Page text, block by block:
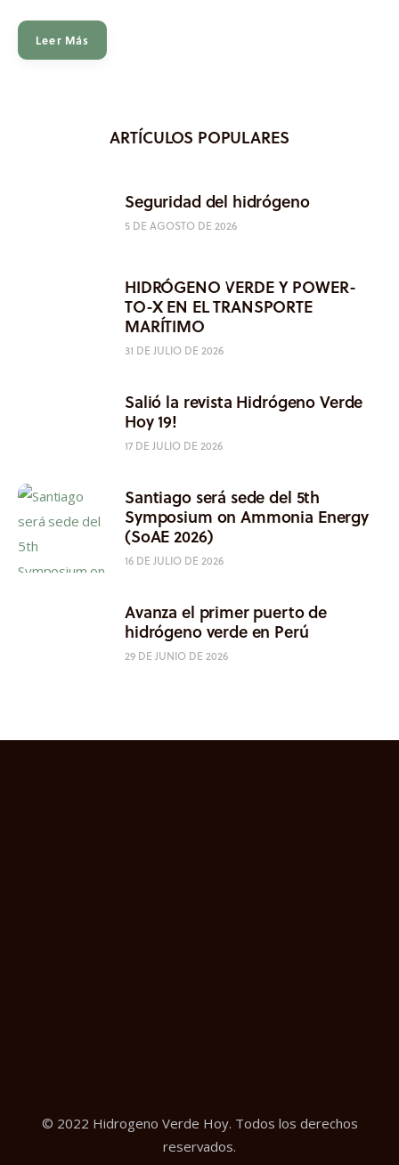
Leer Más
ARTÍCULOS POPULARES
Seguridad del hidrógeno
5 DE AGOSTO DE 2026
HIDRÓGENO VERDE Y POWER-
TO-X EN EL TRANSPORTE
MARÍTIMO
31 DE JULIO DE 2026
Salió la revista Hidrógeno Verde
Hoy 19!
17 DE JULIO DE 2026
Santiago será sede del 5th
Symposium on Ammonia Energy
(SoAE 2026)
16 DE JULIO DE 2026
Avanza el primer puerto de
hidrógeno verde en Perú
29 DE JUNIO DE 2026
© 2022 Hidrogeno Verde Hoy. Todos los derechos
reservados.